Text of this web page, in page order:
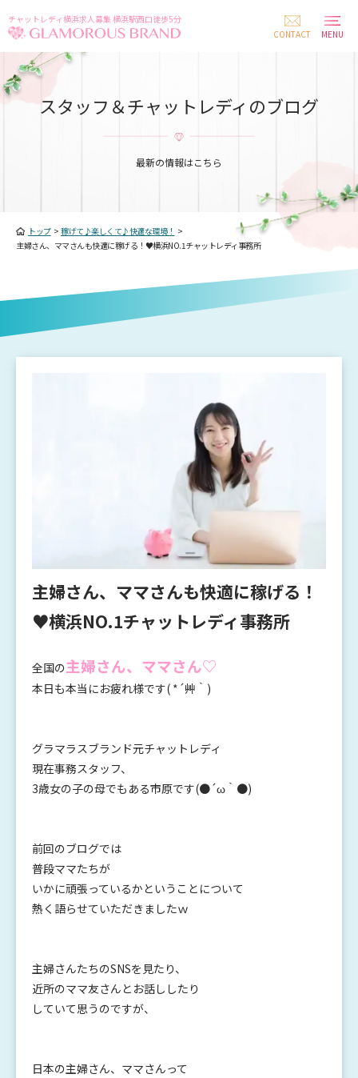
チャットレディ横浜求人募集 横浜駅西口徒歩5分
CONTACT
MENU
スタッフ＆チャットレディのブログ
最新の情報はこちら
トップ> 稼げて♪楽しくて♪快適な環境！ >
主婦さん、ママさんも快適に稼げる！♥横浜NO.1チャットレディ事務所
主婦さん、ママさんも快適に稼げる！
♥横浜NO.1チャットレディ事務所
全国の主婦さん、ママさん♡
本日も本当にお疲れ様です( *´艸｀)
グラマラスブランド元チャットレディ
現在事務スタッフ、
3歳女の子の母でもある市原です(●´ω｀●)
前回のブログでは
普段ママたちが
いかに頑張っているかということについて
熱く語らせていただきましたｗ
主婦さんたちのSNSを見たり、
近所のママ友さんとお話ししたり
していて思うのですが、
日本の主婦さん、ママさんって